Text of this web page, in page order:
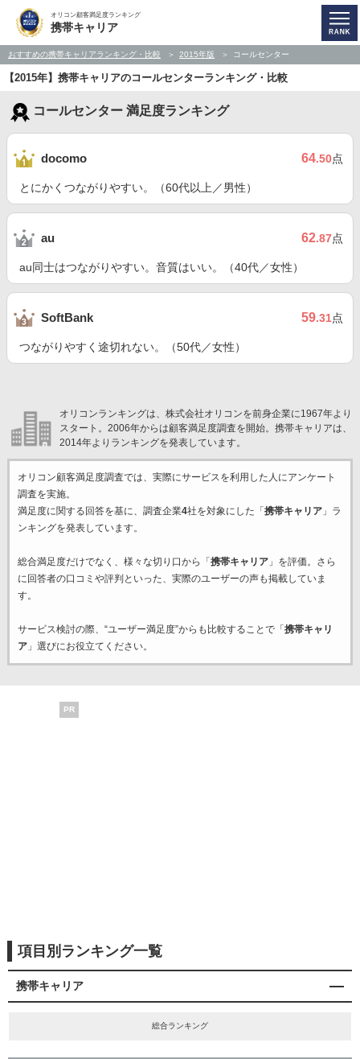
オリコン顧客満足度ランキング
携帯キャリア
おすすめの携帯キャリアランキング・比較 2015年版 コールセンター
【2015年】携帯キャリアのコールセンターランキング・比較
コールセンター 満足度ランキング
docomo 64.50点
とにかくつながりやすい。（60代以上／男性）
au 62.87点
au同士はつながりやすい。音質はいい。（40代／女性）
SoftBank 59.31点
つながりやすく途切れない。（50代／女性）
オリコンランキングは、株式会社オリコンを前身企業に1967年より
スタート。2006年からは顧客満足度調査を開始。携帯キャリアは、
2014年よりランキングを発表しています。
オリコン顧客満足度調査では、実際にサービスを利用した 人にアンケート
調査を実施。
満足度に関する回答を基に、調査企業4社を対象にした「 携帯キャリア」ラ
ンキングを発表しています。
総合満足度だけでなく、様々な切り口から「 携帯キャリア」を評価。さら
に回答者の口コミや評判といった、実際のユーザーの声も掲載していま
す。
サービス検討の際、“ユーザー満足度”からも比較することで「 携帯キャリ
ア」選びにお役立てください。
PR
項目別ランキング一覧
携帯キャリア
総合ランキング